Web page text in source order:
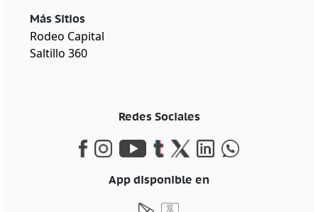
Más Sitios
Rodeo Capital
Saltillo 360
Redes Sociales
App disponible en